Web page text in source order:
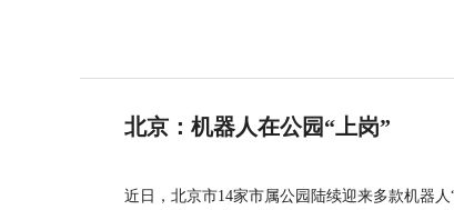
北京：机器人在公园“上岗”
近日，北京市14家市属公园陆续迎来多款机器